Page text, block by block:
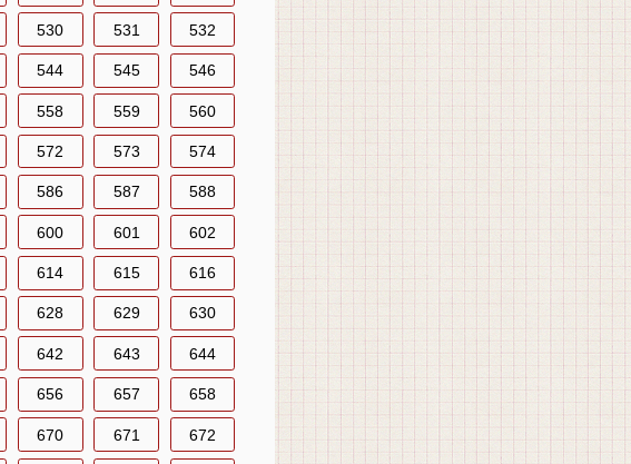
530 531 532
544 545 546
558 559 560
572 573 574
586 587 588
600 601 602
614 615 616
628 629 630
642 643 644
656 657 658
670 671 672